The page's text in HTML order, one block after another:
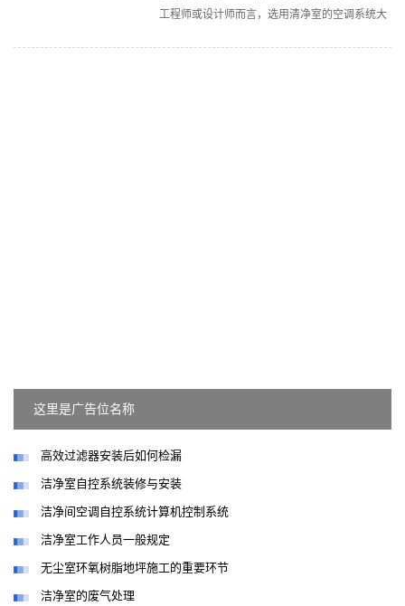
工程师或设计师而言，选用清净室的空调系统大
这里是广告位名称
高效过滤器安装后如何检漏
洁净室自控系统装修与安装
洁净间空调自控系统计算机控制系统
洁净室工作人员一般规定
无尘室环氧树脂地坪施工的重要环节
洁净室的废气处理